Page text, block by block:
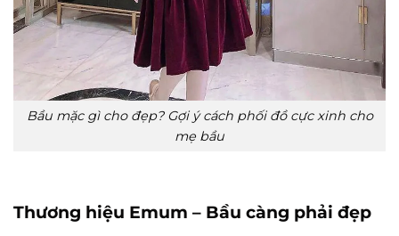
Bầu mặc gì cho đẹp? Gợi ý cách phối đồ cực xinh cho
mẹ bầu
Thương hiệu Emum – Bầu càng phải đẹp